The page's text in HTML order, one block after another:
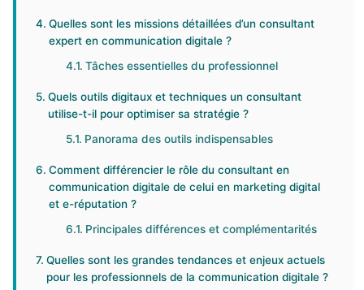
Quelles sont les missions détaillées d’un consultant
expert en communication digitale ?
Tâches essentielles du professionnel
Quels outils digitaux et techniques un consultant
utilise-t-il pour optimiser sa stratégie ?
Panorama des outils indispensables
Comment différencier le rôle du consultant en
communication digitale de celui en marketing digital
et e-réputation ?
Principales différences et complémentarités
Quelles sont les grandes tendances et enjeux actuels
pour les professionnels de la communication digitale ?